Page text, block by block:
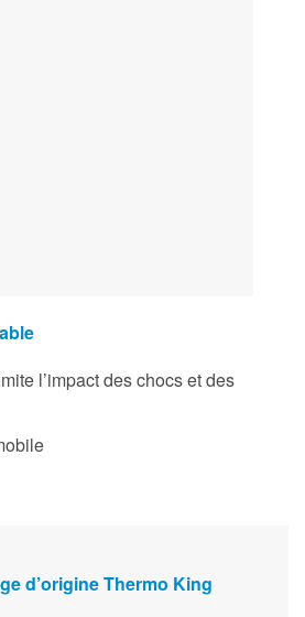
l’impact des chocs et des
d’origine Thermo King